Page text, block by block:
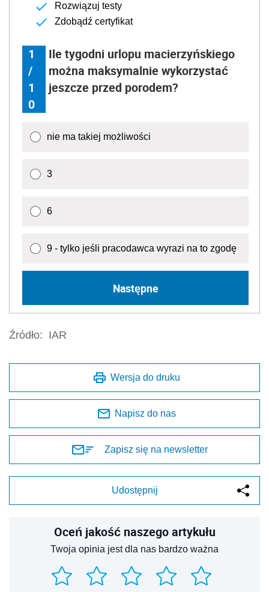
Rozwiązuj testy
Zdobądź certyfikat
1
/
1
0
Ile tygodni urlopu macierzyńskiego
można maksymalnie wykorzystać
jeszcze przed porodem?
nie ma takiej możliwości
3
6
9 - tylko jeśli pracodawca wyrazi na to zgodę
Następne
Źródło: IAR
Wersja do druku
Napisz do nas
Zapisz się na newsletter
Udostępnij
Oceń jakość naszego artykułu
Twoja opinia jest dla nas bardzo ważna